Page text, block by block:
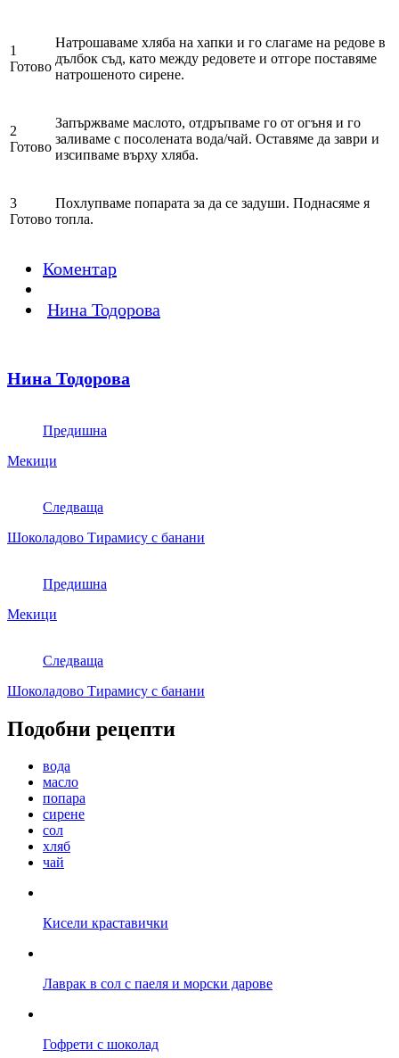
1
Готово
Натрошаваме хляба на хапки и го слагаме на редове в
дълбок съд, като между редовете и отгоре поставяме
натрошеното сирене.
2
Готово
Запържваме маслото, отдръпваме го от огъня и го
заливаме с посолената вода/чай. Оставяме да заври и
изсипваме върху хляба.
3
Готово
Похлупваме попарата за да се задуши. Поднасяме я
топла.
Коментар
Нина Тодорова
Нина Тодорова
Предишна
Мекици
Следваща
Шоколадово Tирамису с банани
Предишна
Мекици
Следваща
Шоколадово Tирамису с банани
Подобни рецепти
вода
масло
попара
сирене
сол
хляб
чай
Кисели краставички
Лаврак в сол с паеля и морски дарове
Гофрети с шоколад